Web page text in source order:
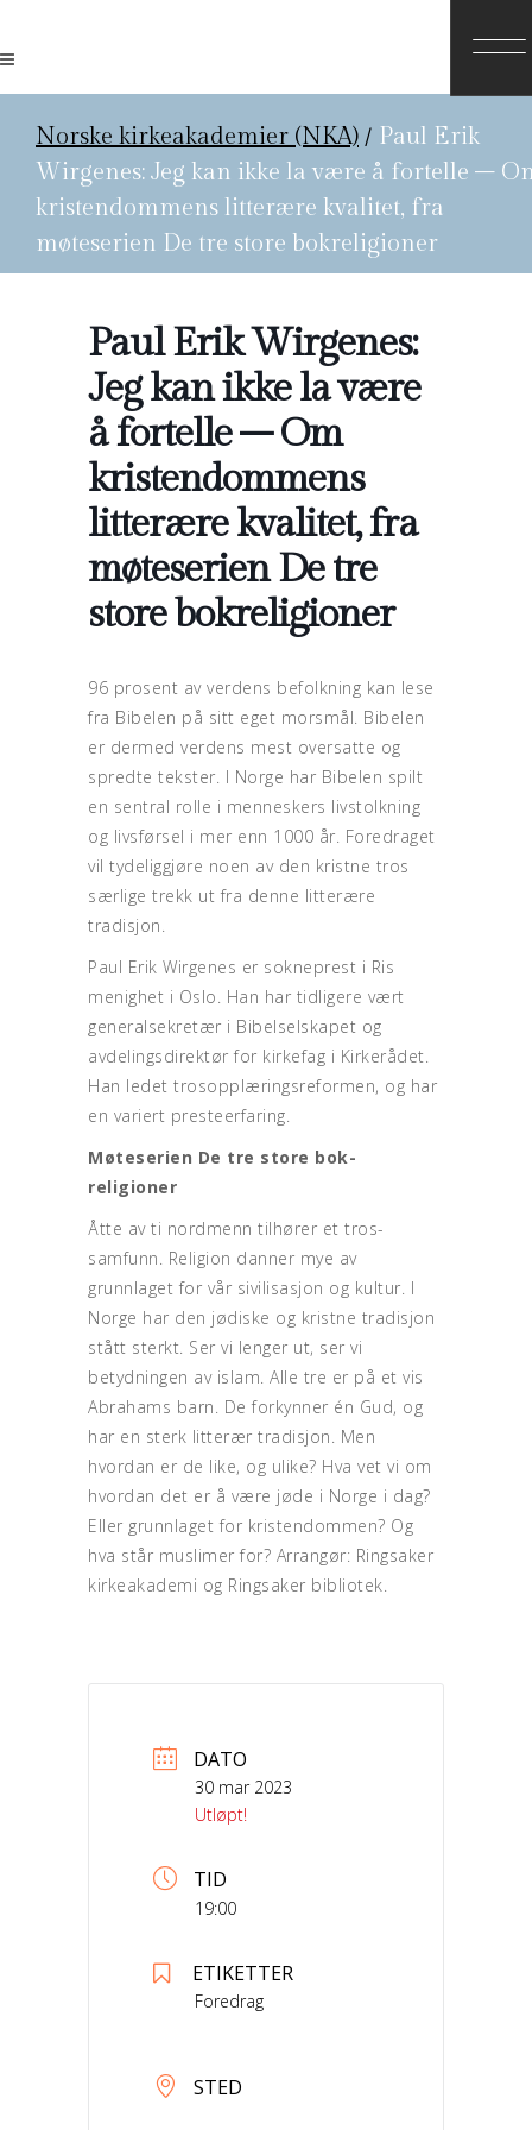
Norske kirkeakademier (NKA) / Paul Erik
Wirgenes: Jeg kan ikke la være å fortelle –
kristendommens litterære kvalitet, fra
møteserien De tre store bokreligioner
Paul Erik Wirgenes:
Jeg kan ikke la være
å fortelle – Om
kristendommens
litterære kvalitet, fra
møteserien De tre
store bokreligioner
96 prosent av verdens befolkning kan lese
fra Bibelen på sitt eget morsmål. Bibelen
er dermed verdens mest oversatte og
spredte tekster. I Norge har Bibelen spilt
en sentral rolle i menneskers livstolkning
og livsførsel i mer enn 1000 år. Foredraget
vil tydeliggjøre noen av den kristne tros
særlige trekk ut fra denne litterære
tradisjon.
Paul Erik Wirgenes er sokneprest i Ris
menighet i Oslo. Han har tidligere vært
generalsekretær i Bibelselskapet og
avdelingsdirektør for kirkefag i Kirkerådet.
Han ledet trosopplæringsreformen, og har
en variert presteerfaring.
Møteserien De tre store bok-
religioner
Åtte av ti nordmenn tilhører et tros-
samfunn. Religion danner mye av
grunnlaget for vår sivilisasjon og kultur. I
Norge har den jødiske og kristne tradisjon
stått sterkt. Ser vi lenger ut, ser vi
betydningen av islam. Alle tre er på et vis
Abrahams barn. De forkynner én Gud, og
har en sterk litterær tradisjon. Men
hvordan er de like, og ulike? Hva vet vi om
hvordan det er å være jøde i Norge i dag?
Eller grunnlaget for kristendommen? Og
hva står muslimer for? Arrangør: Ringsaker
kirkeakademi og Ringsaker bibliotek.
DATO
30 mar 2023
Utløpt!
TID
19:00
ETIKETTER
Foredrag
STED